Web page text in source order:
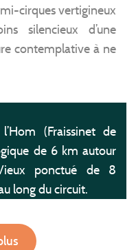
cirques vertigineux
silencieux d’une
contemplative à ne
(Fraissinet de
de 6 km autour
ponctué de 8
long du circuit.